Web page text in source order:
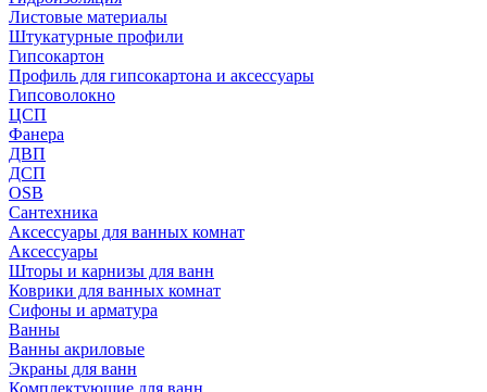
Листовые материалы
Штукатурные профили
Гипсокартон
Профиль для гипсокартона и аксессуары
Гипсоволокно
ЦСП
Фанера
ДВП
ДСП
OSB
Сантехника
Аксессуары для ванных комнат
Аксессуары
Шторы и карнизы для ванн
Коврики для ванных комнат
Сифоны и арматура
Ванны
Ванны акриловые
Экраны для ванн
Комплектующие для ванн